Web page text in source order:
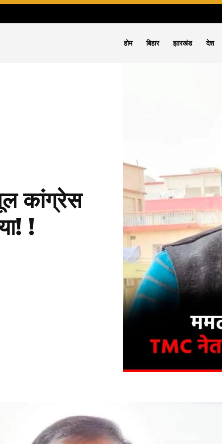
होम बिहार झारखंड देश
कांग्रेस
!